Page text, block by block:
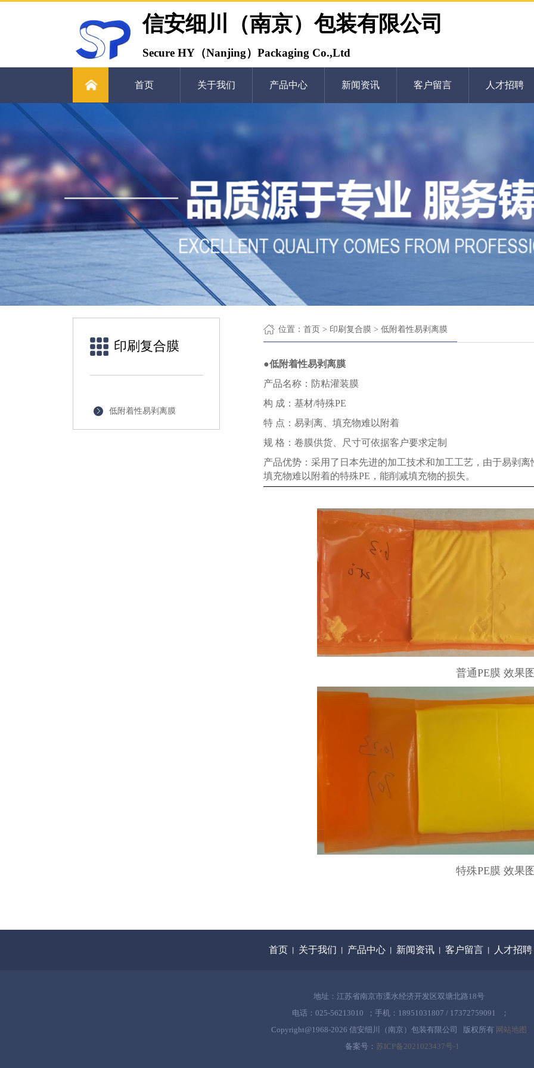
信安细川（南京）包装有限公司
Secure HY（Nanjing）Packaging Co.,Ltd
首页 关于我们 产品中心 新闻资讯 客户留言 人才招聘
印刷复合膜
低附着性易剥离膜
位置： 首页 > 印刷复合膜 > 低附着性易剥离膜
●低附着性易剥离膜
产品名称：防粘灌装膜
构 成：基材/特殊PE
特 点：易剥离、填充物难以附着
规 格：卷膜供货、尺寸可依据客户要求定制
产品优势：采用了日本先进的加工技术和加工工艺，由于易剥离
填充物难以附着的特殊PE，能削减填充物的损失。
普通PE膜 效果
特殊PE膜 效果
首页 关于我们 产品中心 新闻资讯 客户留言 人才招聘
地址：江苏省南京市溧水经济开发区双塘北路18号
电话：025-56213010 ；手机：18951031807 / 17372759091 ；
Copyright@1968-2026 信安细川（南京）包装有限公司 版权所有 网站地图
备案号： 苏ICP备2021023437号-1